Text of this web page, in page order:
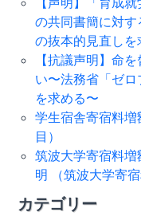
の共同書簡に対
の抜本的見直しを
【抗議声明】命
い〜法務省「ゼ
を求める〜
学生宿舎寄宿料
目）
筑波大学寄宿料
明 （筑波大学寄
カテゴリー